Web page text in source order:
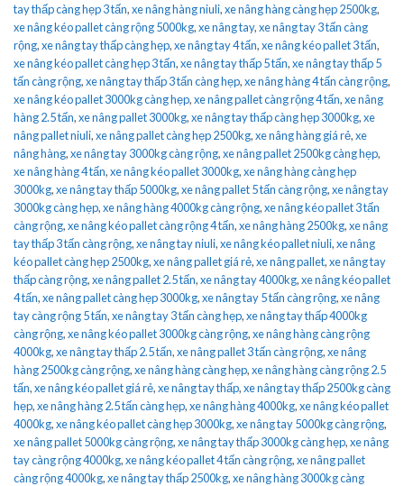
tay thấp càng hẹp 3 tấn,xe nâng hàng niuli,xe nâng hàng càng hẹp 2500kg,
xe nâng kéo pallet càng rộng 5000kg,xe nâng tay,xe nâng tay 3 tấn càng
rộng,xe nâng tay thấp càng hẹp,xe nâng tay 4 tấn,xe nâng kéo pallet 3 tấn,
xe nâng kéo pallet càng hẹp 3 tấn,xe nâng tay thấp 5 tấn,xe nâng tay thấp 5
tấn càng rộng,xe nâng tay thấp 3 tấn càng hẹp,xe nâng hàng 4 tấn càng rộng,
xe nâng kéo pallet 3000kg càng hẹp,xe nâng pallet càng rộng 4 tấn,xe nâng
hàng 2.5 tấn,xe nâng pallet 3000kg,xe nâng tay thấp càng hẹp 3000kg,xe
nâng pallet niuli,xe nâng pallet càng hẹp 2500kg,xe nâng hàng giá rẻ,xe
nâng hàng,xe nâng tay 3000kg càng rộng,xe nâng pallet 2500kg càng hẹp,
xe nâng hàng 4 tấn,xe nâng kéo pallet 3000kg,xe nâng hàng càng hẹp
3000kg,xe nâng tay thấp 5000kg,xe nâng pallet 5 tấn càng rộng,xe nâng tay
3000kg càng hẹp,xe nâng hàng 4000kg càng rộng,xe nâng kéo pallet 3 tấn
càng rộng,xe nâng kéo pallet càng rộng 4 tấn,xe nâng hàng 2500kg,xe nâng
tay thấp 3 tấn càng rộng,xe nâng tay niuli,xe nâng kéo pallet niuli,xe nâng
kéo pallet càng hẹp 2500kg,xe nâng pallet giá rẻ,xe nâng pallet,xe nâng tay
thấp càng rộng,xe nâng pallet 2.5 tấn,xe nâng tay 4000kg,xe nâng kéo pallet
4 tấn,xe nâng pallet càng hẹp 3000kg,xe nâng tay 5 tấn càng rộng,xe nâng
tay càng rộng 5 tấn,xe nâng tay 3 tấn càng hẹp,xe nâng tay thấp 4000kg
càng rộng,xe nâng kéo pallet 3000kg càng rộng,xe nâng hàng càng rộng
4000kg,xe nâng tay thấp 2.5 tấn,xe nâng pallet 3 tấn càng rộng,xe nâng
hàng 2500kg càng rộng,xe nâng hàng càng hẹp,xe nâng hàng càng rộng 2.5
tấn,xe nâng kéo pallet giá rẻ,xe nâng tay thấp,xe nâng tay thấp 2500kg càng
hẹp,xe nâng hàng 2.5 tấn càng hẹp,xe nâng hàng 4000kg,xe nâng kéo pallet
4000kg,xe nâng kéo pallet càng hẹp 3000kg,xe nâng tay 5000kg càng rộng,
xe nâng pallet 5000kg càng rộng,xe nâng tay thấp 3000kg càng hẹp,xe nâng
tay càng rộng 4000kg,xe nâng kéo pallet 4 tấn càng rộng,xe nâng pallet
càng rộng 4000kg,xe nâng tay thấp 2500kg,xe nâng hàng 3000kg càng